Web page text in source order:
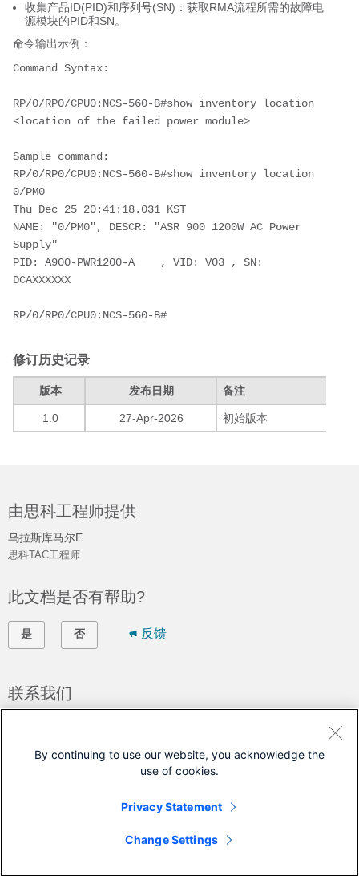
收集产品ID(PID)和序列号(SN)：获取RMA流程所需的故障电
源模块的PID和SN。
命令输出示例：
Command Syntax:
RP/0/RP0/CPU0:NCS-560-B#show inventory location
<location of the failed power module>
Sample command:
RP/0/RP0/CPU0:NCS-560-B#show inventory location
0/PM0
Thu Dec 25 20:41:18.031 KST
NAME: "0/PM0", DESCR: "ASR 900 1200W AC Power
Supply"
PID: A900-PWR1200-A    , VID: V03 , SN:
DCAXXXXXX
RP/0/RP0/CPU0:NCS-560-B#
修订历史记录
版本 发布日期 备注
1.0 27-Apr-2026 初始版本
由思科工程师提供
乌拉斯库马尔E
思科TAC工程师
此文档是否有帮助?
是 否 反馈
联系我们
(需要思科服务合同
Network Convergence System 5700 Series
By continuing to use our website, you acknowledge the
use of cookies.
Privacy Statement
Change Settings